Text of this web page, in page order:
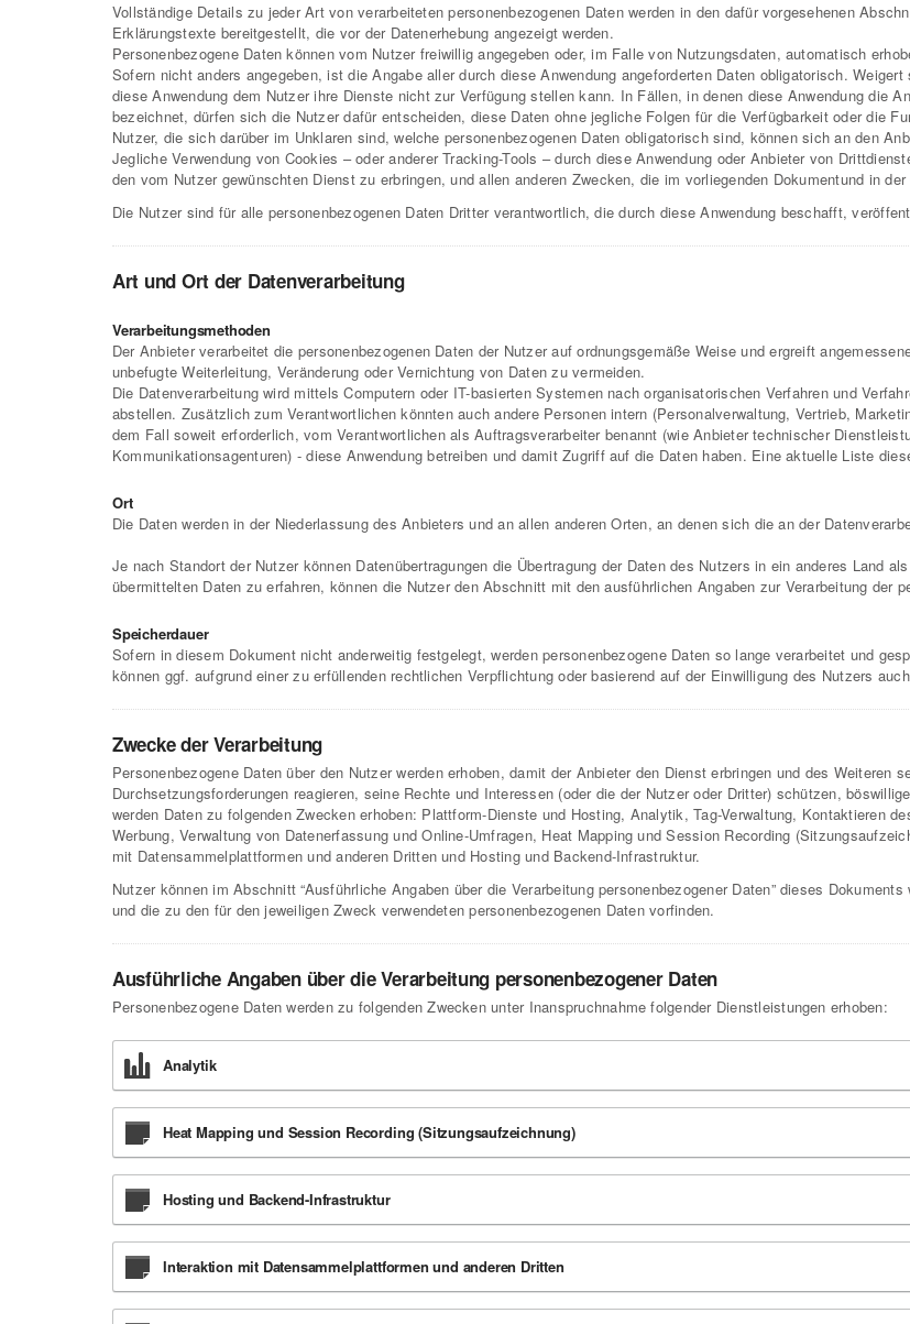
Vollständige Details zu jeder Art von verarbeiteten personenbezogenen Daten werden in den dafür vorgesehenen
Erklärungstexte bereitgestellt, die vor der Datenerhebung angezeigt werden.
Personenbezogene Daten können vom Nutzer freiwillig angegeben oder, im Falle von Nutzungsdaten, automatisch
Sofern nicht anders angegeben, ist die Angabe aller durch diese Anwendung angeforderten Daten obligatorisch.
diese Anwendung dem Nutzer ihre Dienste nicht zur Verfügung stellen kann. In Fällen, in denen diese Anwendung die
bezeichnet, dürfen sich die Nutzer dafür entscheiden, diese Daten ohne jegliche Folgen für die Verfügbarkeit oder die
Nutzer, die sich darüber im Unklaren sind, welche personenbezogenen Daten obligatorisch sind, können sich an den
Jegliche Verwendung von Cookies – oder anderer Tracking-Tools – durch diese Anwendung oder Anbieter von
den vom Nutzer gewünschten Dienst zu erbringen, und allen anderen Zwecken, die im vorliegenden Dokumentund in
Die Nutzer sind für alle personenbezogenen Daten Dritter verantwortlich, die durch diese Anwendung beschafft,
Art und Ort der Datenverarbeitung
Verarbeitungsmethoden
Der Anbieter verarbeitet die personenbezogenen Daten der Nutzer auf ordnungsgemäße Weise und ergreift
unbefugte Weiterleitung, Veränderung oder Vernichtung von Daten zu vermeiden.
Die Datenverarbeitung wird mittels Computern oder IT-basierten Systemen nach organisatorischen Verfahren und
abstellen. Zusätzlich zum Verantwortlichen könnten auch andere Personen intern (Personalverwaltung, Vertrieb,
dem Fall soweit erforderlich, vom Verantwortlichen als Auftragsverarbeiter benannt (wie Anbieter technischer
Kommunikationsagenturen) - diese Anwendung betreiben und damit Zugriff auf die Daten haben. Eine aktuelle Liste
Ort
Die Daten werden in der Niederlassung des Anbieters und an allen anderen Orten, an denen sich die an der
Je nach Standort der Nutzer können Datenübertragungen die Übertragung der Daten des Nutzers in ein anderes Land
übermittelten Daten zu erfahren, können die Nutzer den Abschnitt mit den ausführlichen Angaben zur Verarbeitung der
Speicherdauer
Sofern in diesem Dokument nicht anderweitig festgelegt, werden personenbezogene Daten so lange verarbeitet und
können ggf. aufgrund einer zu erfüllenden rechtlichen Verpflichtung oder basierend auf der Einwilligung des Nutzers
Zwecke der Verarbeitung
Personenbezogene Daten über den Nutzer werden erhoben, damit der Anbieter den Dienst erbringen und des Weiteren
Durchsetzungsforderungen reagieren, seine Rechte und Interessen (oder die der Nutzer oder Dritter) schützen,
werden Daten zu folgenden Zwecken erhoben: Plattform-Dienste und Hosting, Analytik, Tag-Verwaltung, Kontaktieren
Werbung, Verwaltung von Datenerfassung und Online-Umfragen, Heat Mapping und Session Recording
mit Datensammelplattformen und anderen Dritten und Hosting und Backend-Infrastruktur.
Nutzer können im Abschnitt “Ausführliche Angaben über die Verarbeitung personenbezogener Daten” dieses
und die zu den für den jeweiligen Zweck verwendeten personenbezogenen Daten vorfinden.
Ausführliche Angaben über die Verarbeitung personenbezogener Daten
Personenbezogene Daten werden zu folgenden Zwecken unter Inanspruchnahme folgender Dienstleistungen erhoben:
Analytik
Heat Mapping und Session Recording (Sitzungsaufzeichnung)
Hosting und Backend-Infrastruktur
Interaktion mit Datensammelplattformen und anderen Dritten